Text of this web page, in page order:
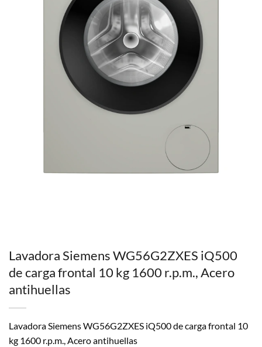
Lavadora Siemens WG56G2ZXES iQ500
de carga frontal 10 kg 1600 r.p.m., Acero
antihuellas
Lavadora Siemens WG56G2ZXES iQ500 de carga frontal 10
kg 1600 r.p.m., Acero antihuellas